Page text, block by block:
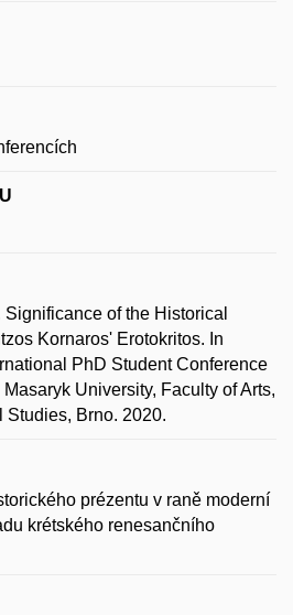
of the Historical
Kornaros' Erotokritos. In
PhD Student Conference
University, Faculty of Arts,
Studies, Brno. 2020.
prézentu v raně moderní
krétského renesančního